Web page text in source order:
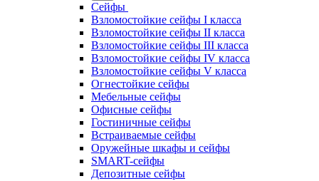
Сейфы
Взломостойкие сейфы I класса
Взломостойкие сейфы II класса
Взломостойкие сейфы III класса
Взломостойкие сейфы IV класса
Взломостойкие сейфы V класса
Огнестойкие сейфы
Мебельные сейфы
Офисные сейфы
Гостиничные сейфы
Встраиваемые сейфы
Оружейные шкафы и сейфы
SMART-сейфы
Депозитные сейфы